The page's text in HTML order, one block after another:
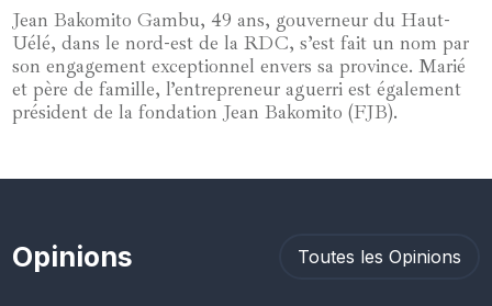
Jean Bakomito Gambu, 49 ans, gouverneur du Haut-
Uélé, dans le nord-est de la RDC, s’est fait un nom par
son engagement exceptionnel envers sa province. Marié
et père de famille, l’entrepreneur aguerri est également
président de la fondation Jean Bakomito (FJB).
Opinions Toutes les Opinions